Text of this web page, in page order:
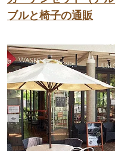
ブルと椅子の通販